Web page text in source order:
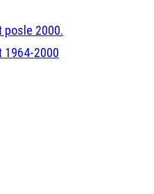
posle 2000.
1964-2000